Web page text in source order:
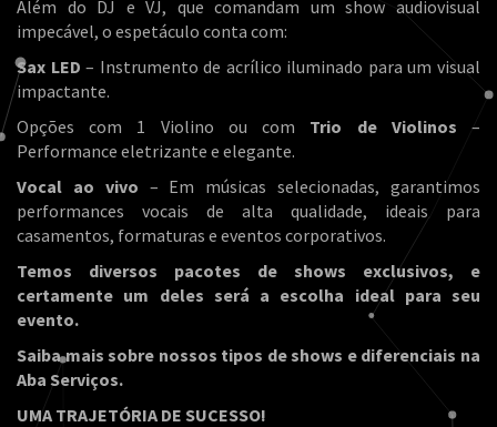
Além do DJ e VJ, que comandam um show audiovisual
impecável, o espetáculo conta com:
Sax LED – Instrumento de acrílico iluminado para um visual
impactante.
Opções com 1 Violino ou com Trio de Violinos –
Performance eletrizante e elegante.
Vocal ao vivo – Em músicas selecionadas, garantimos
performances vocais de alta qualidade, ideais para
casamentos, formaturas e eventos corporativos.
Temos diversos pacotes de shows exclusivos, e
certamente um deles será a escolha ideal para seu
evento.
Saiba mais sobre nossos tipos de shows e diferenciais na
Aba Serviços.
UMA TRAJETÓRIA DE SUCESSO!